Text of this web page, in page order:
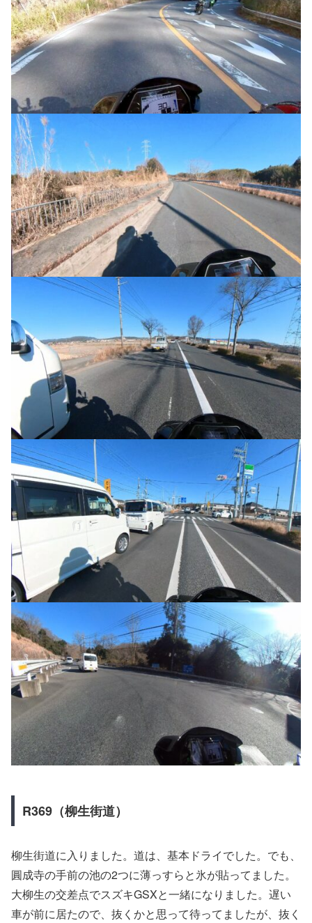
R369（柳生街道）
柳生街道に入りました。道は、基本ドライでした。でも、
圓成寺の手前の池の2つに薄っすらと氷が貼ってました。
大柳生の交差点でスズキGSXと一緒になりました。遅い
車が前に居たので、抜くかと思って待ってましたが、抜く